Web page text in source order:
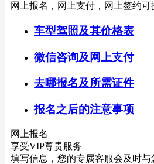
网上报名，网上支付，网上签约可
车型驾照及其价格表
微信咨询及网上支付
去哪报名及所需证件
报名之后的注意事项
网上报名
享受VIP尊贵服务
填写信息，您的专属客服会及时与